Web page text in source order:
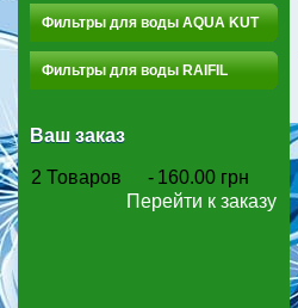
Фильтры для воды AQUA KUT
Фильтры для воды RAIFIL
Ваш заказ
2 Товаров - 160.00 грн
Перейти к заказу